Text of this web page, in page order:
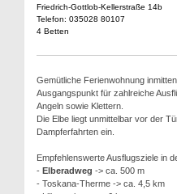
Friedrich-Gottlob-Kellerstraße 14b
Telefon: 035028 80107
4 Betten
Gemütliche Ferienwohnung
Ausgangspunkt für zahlreiche
Angeln sowie Klettern.
Die Elbe liegt unmittelbar vor der
Dampferfahrten ein.
Empfehlenswerte Ausflugsziele in
- Elberadweg -> ca. 500 m
- Toskana-Therme -> ca. 4,5 km